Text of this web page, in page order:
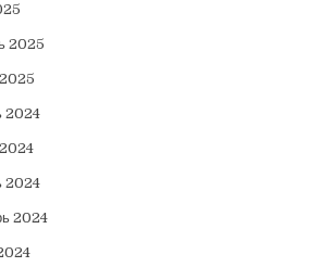
2025
2024
2024
2024